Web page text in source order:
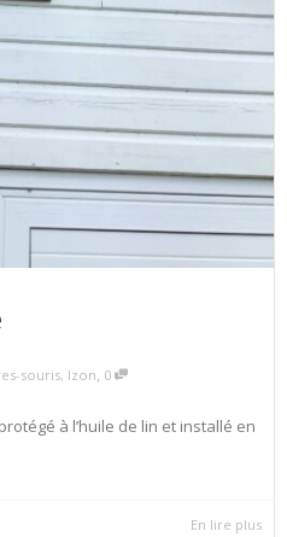
souris, Izon, 0
à l’huile de lin et installé en
En lire plus